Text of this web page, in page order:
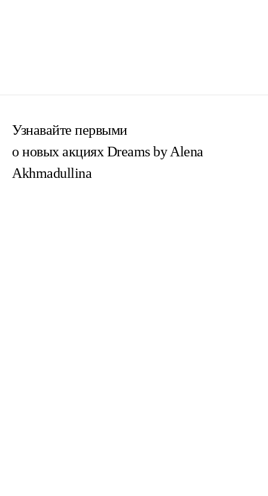
Узнавайте первыми
о новых акциях Dreams by Alena
Akhmadullina